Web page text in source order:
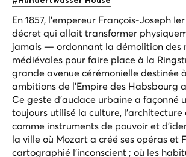
En 1857, l'empereur François-Joseph
décret qui allait transformer
jamais — ordonnant la démolition des
médiévales pour faire place à la
grande avenue cérémonielle destinée
ambitions de l'Empire des Habsbourg
Ce geste d'audace urbaine a façonné
toujours utilisé la culture,
comme instruments de pouvoir et
la ville où Mozart a créé ses opéras et
cartographié l'inconscient ; où les